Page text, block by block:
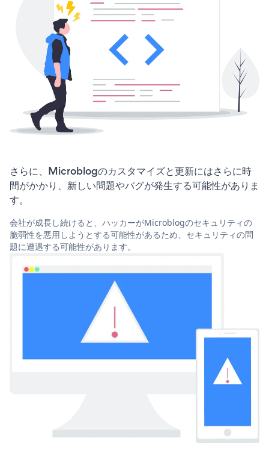
さらに、Microblogのカスタマイズと更新にはさらに時
間がかかり、新しい問題やバグが発生する可能性がありま
す。
会社が成長し続けると、ハッカーがMicroblogのセキュリティの
脆弱性を悪用しようとする可能性があるため、セキュリティの問
題に遭遇する可能性があります。